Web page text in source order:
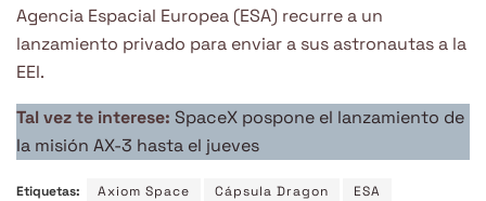
Agencia Espacial Europea (ESA) recurre a un
lanzamiento privado para enviar a sus astronautas a la
EEI.
Tal vez te interese: SpaceX pospone el lanzamiento de
la misión AX-3 hasta el jueves
Etiquetas: Axiom Space Cápsula Dragon
ESA